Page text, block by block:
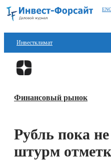
Инвестклимат
Финансы
Блокчейн
Технологии
Финансовый рынок
Рубль пока
штурм